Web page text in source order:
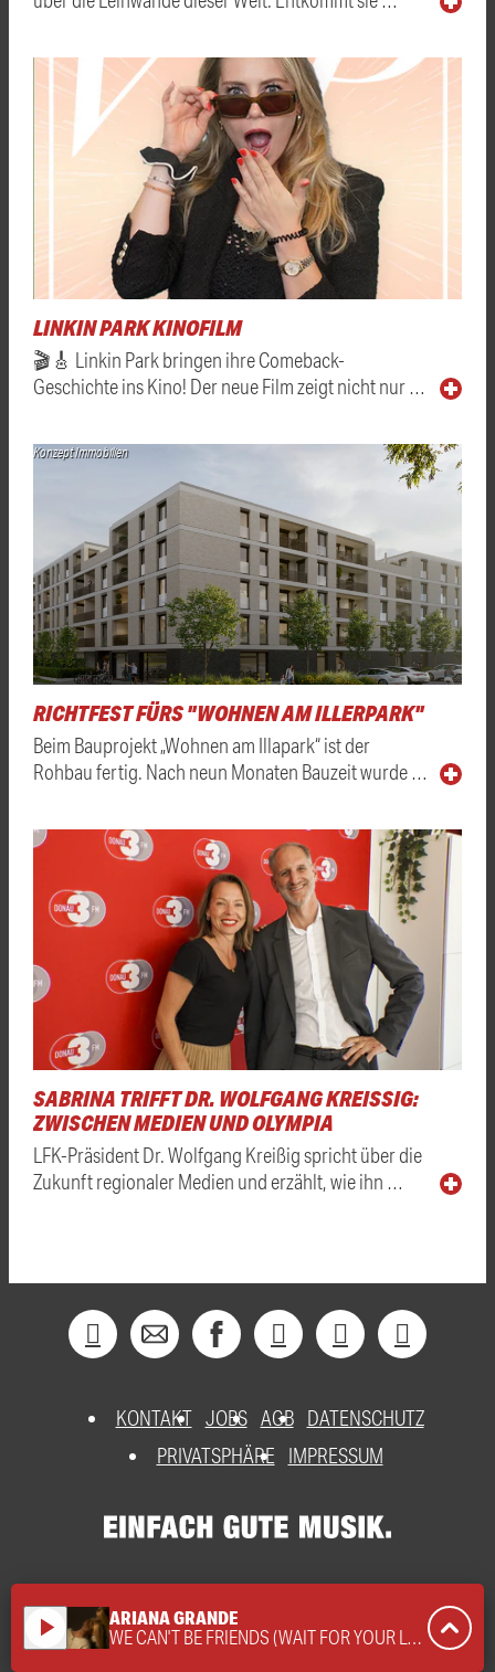
LINKIN PARK KINOFILM
🎬🎸 Linkin Park bringen ihre Comeback-
Geschichte ins Kino! Der neue Film zeigt nicht nur …
Konzept Immobilien
RICHTFEST FÜRS "WOHNEN AM ILLERPARK"
Beim Bauprojekt „Wohnen am Illapark“ ist der
Rohbau fertig. Nach neun Monaten Bauzeit wurde …
SABRINA TRIFFT DR. WOLFGANG KREISSIG: Z
WISCHEN MEDIEN UND OLYMPIA
LFK-Präsident Dr. Wolfgang Kreißig spricht über die
Zukunft regionaler Medien und erzählt, wie ihn …
KONTAKT JOBS AGB DATENSCHUTZ
PRIVATSPHÄRE
IMPRESSUM
play_arrow ARIANA GRANDE
WE CAN'T BE FRIENDS (WAIT FOR YOUR LOVE)